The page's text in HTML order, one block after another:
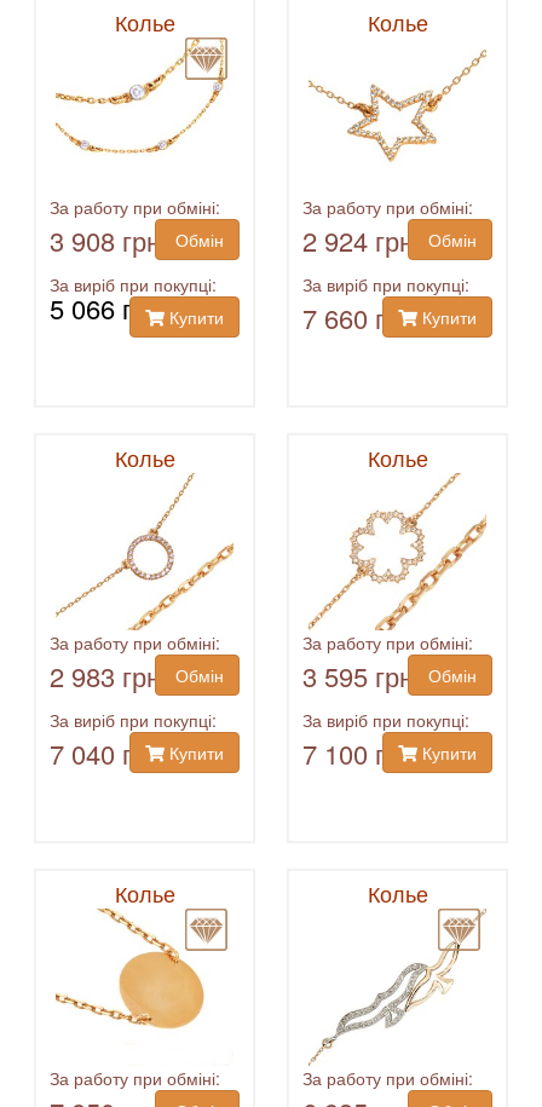
Колье
За работу при обміні:
3 908 грн
Обмін
За виріб при покупці:
5 066 грн Купити
Колье
За работу при обміні:
2 924 грн
Обмін
За виріб при покупці:
7 660 грн Купити
Колье
За работу при обміні:
2 983 грн
Обмін
За виріб при покупці:
7 040 грн Купити
Колье
За работу при обміні:
3 595 грн
Обмін
За виріб при покупці:
7 100 грн Купити
Колье
За работу при обміні:
Колье
За работу при обміні: